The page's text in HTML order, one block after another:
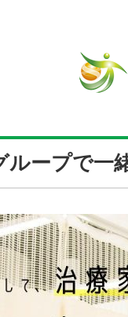
ループで一